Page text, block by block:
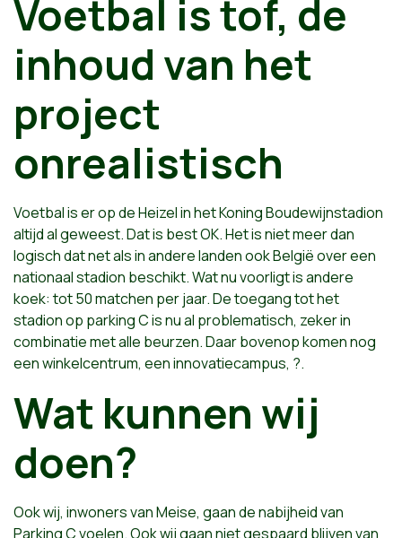
Voetbal is tof, de
inhoud van het
project
onrealistisch
Voetbal is er op de Heizel in het Koning Boudewijnstadion
altijd al geweest. Dat is best OK. Het is niet meer dan
logisch dat net als in andere landen ook België over een
nationaal stadion beschikt. Wat nu voorligt is andere
koek: tot 50 matchen per jaar. De toegang tot het
stadion op parking C is nu al problematisch, zeker in
combinatie met alle beurzen. Daar bovenop komen nog
een winkelcentrum, een innovatiecampus, ?.
Wat kunnen wij
doen?
Ook wij, inwoners van Meise, gaan de nabijheid van
Parking C voelen. Ook wij gaan niet gespaard blijven van